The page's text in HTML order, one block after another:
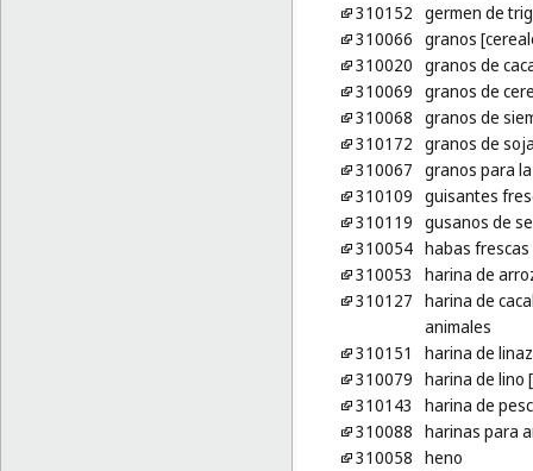
310152 germen de
310066 granos
310020 granos de
310069 granos de
310068 granos de
310172 granos de
310067 granos para
310109 guisantes
310119 gusanos de
310054 habas frescas
310053
harina de
310127 harina de
animales
310151
harina de
310079 harina de lino
310143
harina de
310088 harinas para
310058 heno